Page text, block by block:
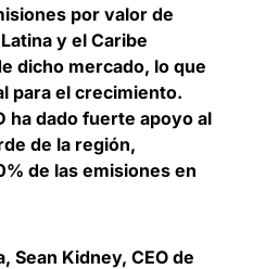
por valor de
y el Caribe
dicho mercado, lo que
para el crecimiento.
ha dado fuerte apoyo al
de la región,
de las emisiones en
Sean Kidney, CEO de